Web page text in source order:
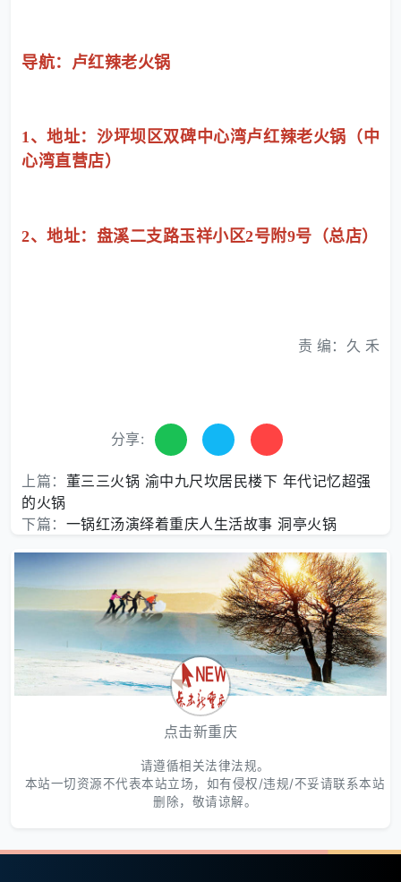
导航：卢红辣老火锅
1、地址：沙坪坝区双碑中心湾卢红辣老火锅（中
心湾直营店）
2、地址： 盘溪二支路玉祥小区2号附9号 （总店）
责 编：久 禾
分享:
上篇： 董三三火锅 渝中九尺坎居民楼下 年代记忆超强
的火锅
下篇： 一锅红汤演绎着重庆人生活故事 洞亭火锅
点击新重庆
请遵循相关法律法规。
本站一切资源不代表本站立场，如有侵权/违规/不妥请联系本站
删除，敬请谅解。